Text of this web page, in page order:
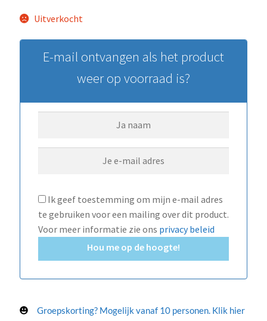
Uitverkocht
E-mail ontvangen als het product
weer op voorraad is?
Ik geef toestemming om mijn e-mail adres
te gebruiken voor een mailing over dit product.
Voor meer informatie zie ons privacy beleid
Hou me op de hoogte!
Groepskorting? Mogelijk vanaf 10 personen. Klik hier